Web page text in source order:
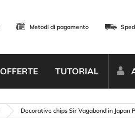
Metodi di pagamento
OFFERTE TUTORIAL
Decorative chips Sir Vagabond in Japan